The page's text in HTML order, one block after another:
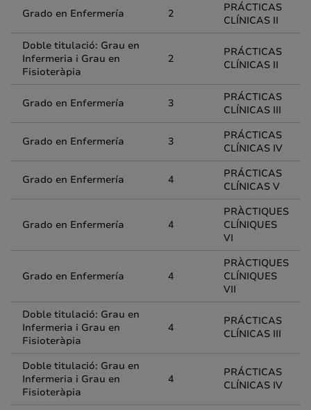
Grado en Enfermería 2
PRÁCTICAS
CLÍNICAS II
Doble titulació: Grau en
Infermeria i Grau en
Fisioteràpia
2
PRÁCTICAS
CLÍNICAS II
Grado en Enfermería 3
PRÁCTICAS
CLÍNICAS III
Grado en Enfermería 3
PRÁCTICAS
CLÍNICAS IV
Grado en Enfermería 4
PRÁCTICAS
CLÍNICAS V
Grado en Enfermería 4
PRÀCTIQUES
CLÍNIQUES
VI
Grado en Enfermería 4
PRÀCTIQUES
CLÍNIQUES
VII
Doble titulació: Grau en
Infermeria i Grau en
Fisioteràpia
4
PRÁCTICAS
CLÍNICAS III
Doble titulació: Grau en
Infermeria i Grau en
Fisioteràpia
4
PRÁCTICAS
CLÍNICAS IV